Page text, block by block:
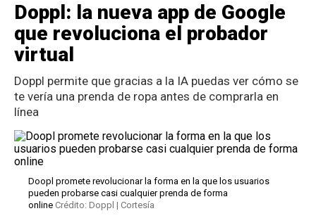
Doppl: la nueva app de Google
que revoluciona el probador
virtual
Doppl permite que gracias a la IA puedas ver cómo se
te vería una prenda de ropa antes de comprarla en
línea
Doopl promete revolucionar la forma en la que los usuarios
pueden probarse casi cualquier prenda de forma
online Crédito: Doppl | Cortesía